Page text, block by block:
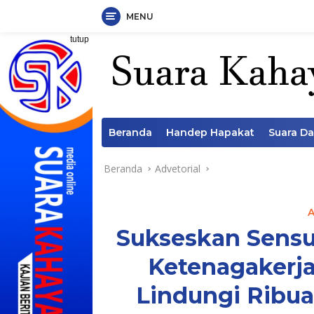
Langsung
konten
MENU
tutup
Beranda Handep Hapakat Suara
Beranda Advetorial
Sukseskan
Lindungi